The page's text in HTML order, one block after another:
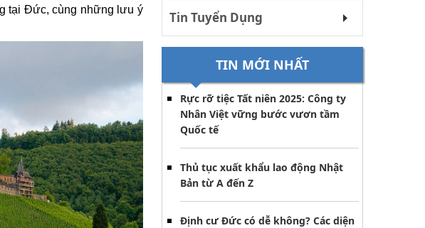
tại Đức, cùng những lưu ý
Tin Tuyển Dụng
TIN MỚI NHẤT
Rực rỡ tiệc Tất niên 2025: Công ty
Nhân Việt vững bước vươn tầm
Quốc tế
Thủ tục xuất khẩu lao động Nhật
Bản từ A đến Z
Định cư Đức có dễ không? Các diện